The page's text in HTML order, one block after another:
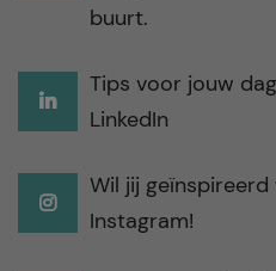
buurt.
Tips voor jouw
LinkedIn
Wil jij
Instagram!